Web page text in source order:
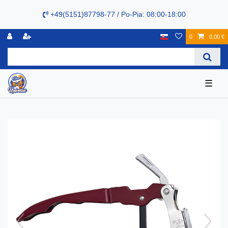
+49(5151)87798-77 / Po-Pia: 08:00-18:00
0 0,00 €
☰